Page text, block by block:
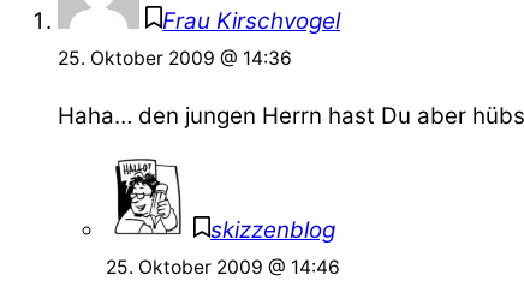
Frau Kirschvogel
25. Oktober 2009 @ 14:36
Haha… den jungen Herrn hast Du aber
skizzenblog
25. Oktober 2009 @ 14:46